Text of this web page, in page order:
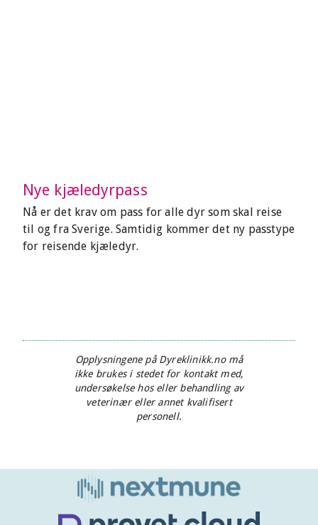
Nye kjæledyrpass
Nå er det krav om pass for alle dyr som skal reise
til og fra Sverige. Samtidig kommer det ny passtype
for reisende kjæledyr.
Opplysningene på Dyreklinikk.no må
ikke brukes i stedet for kontakt med,
undersøkelse hos eller behandling av
veterinær eller annet kvalifisert
personell.